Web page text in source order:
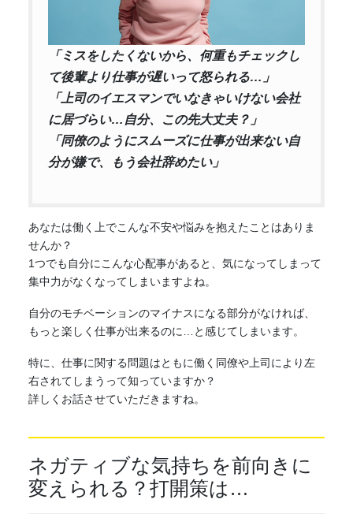
「ミスをしたくないから、何重もチェックし
て後輩より仕事が遅いって怒られる…」
「上司のイエスマンでいなきゃいけない会社
に居づらい…自分、この先大丈夫？」
「同僚のようにスムーズに仕事が出来ない自
分が嫌で、もう会社辞めたい」
あなたは働く上でこんな不安や悩みを抱えたことはありま
せんか？
1つでも自分にこんな心配事があると、気になってしまって
集中力がなくなってしまいますよね。
自分のモチベーションのマイナスになる部分がなければ、
もっと楽しく仕事が出来るのに…と感じてしまいます。
特に、仕事に関する問題はともに働く同僚や上司により左
右されてしまうって知っていますか？
詳しくお話させていただきますね。
ネガティブな気持ちを前向きに
変えられる？打開策は…